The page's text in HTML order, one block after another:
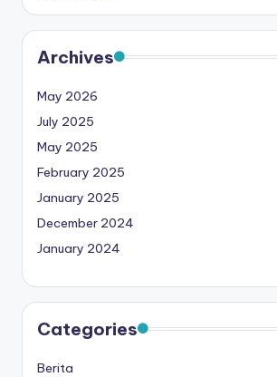
Archives
May 2026
July 2025
May 2025
February 2025
January 2025
December 2024
January 2024
Categories
Berita